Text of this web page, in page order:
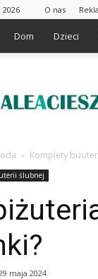
O nas
Dom Dzieci
Komplety
ślubnej
maja 2024